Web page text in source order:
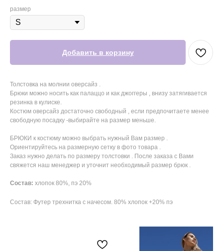
размер
Добавить в корзину
Толстовка на молнии оверсайз .
Брюки можно носить как палаццо и как джоггеры , внизу затягивается
резинка в кулиске.
Костюм оверсайз достаточно свободный , если предпочитаете менее
свободную посадку -выбирайте на размер меньше.
БРЮКИ к костюму можно выбрать нужный Вам размер .
Ориентируйтесь на размерную сетку в фото товара .
Заказ нужно делать по размеру толстовки . После заказа с Вами
свяжется наш менеджер и уточнит необходимый размер брюк .
Состав: хлопок 80%, пэ 20%
Состав: Футер трехнитка с начесом. 80% хлопок +20% пэ